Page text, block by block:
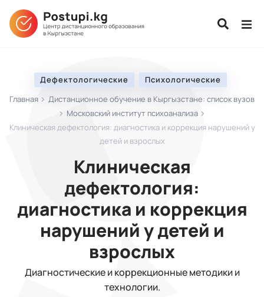
Дефектологические
Психологические
Главная
Дистанционное обучение в Кыргызстане: список вузов
Московский институт психоанализа
Клиническая дефектология: диагностика и коррекция нарушений у
детей и взрослых
Клиническая
дефектология:
диагностика и коррекция
нарушений у детей и
взрослых
Диагностические и коррекционные методики и
технологии.